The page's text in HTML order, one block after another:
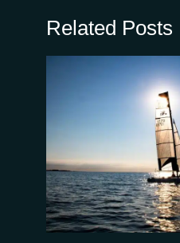
Related Posts